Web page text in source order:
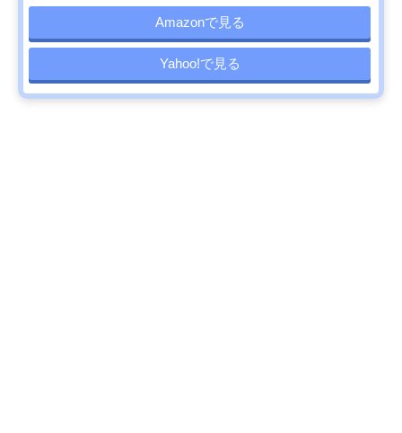
Amazonで見る
Yahoo!で見る